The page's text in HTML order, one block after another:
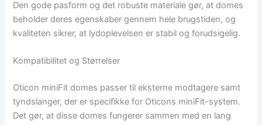
Den gode pasform og det robuste materiale gør, at domes
beholder deres egenskaber gennem hele brugstiden, og
kvaliteten sikrer, at lydoplevelsen er stabil og forudsigelig.
Kompatibilitet og Størrelser
Oticon miniFit domes passer til eksterne modtagere samt
tyndslanger, der er specifikke for Oticons miniFit-system.
Det gør, at disse domes fungerer sammen med en lang